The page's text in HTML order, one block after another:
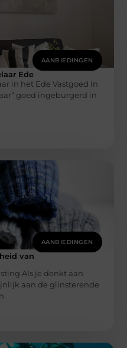
AANBIEDINGEN
Ede
in het Ede Vastgoed In
goed ingeburgerd in
AANBIEDINGEN
van
Als je denkt aan
aan de glinsterende